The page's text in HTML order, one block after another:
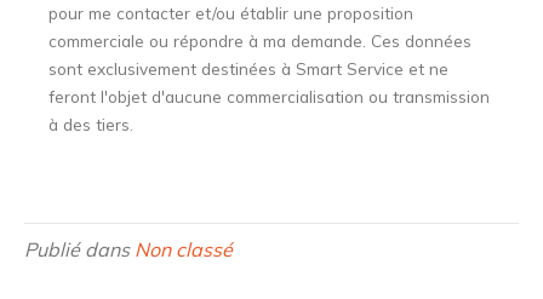
pour me contacter et/ou établir une proposition
commerciale ou répondre à ma demande. Ces données
sont exclusivement destinées à Smart Service et ne
feront l'objet d'aucune commercialisation ou transmission
à des tiers.
Publié dans Non classé